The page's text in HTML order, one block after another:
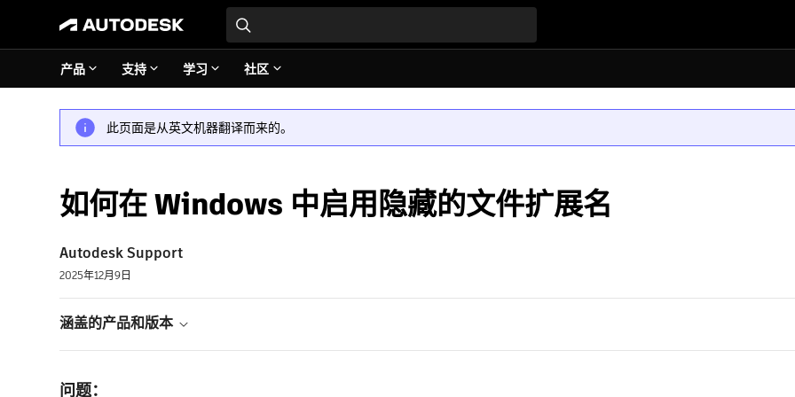
产品 支持 学习 社区
此页面是从英文机器翻译而来的。
如何在 Windows 中启用隐藏的文件扩展名
Autodesk Support
2025年12月9日
涵盖的产品和版本
问题：